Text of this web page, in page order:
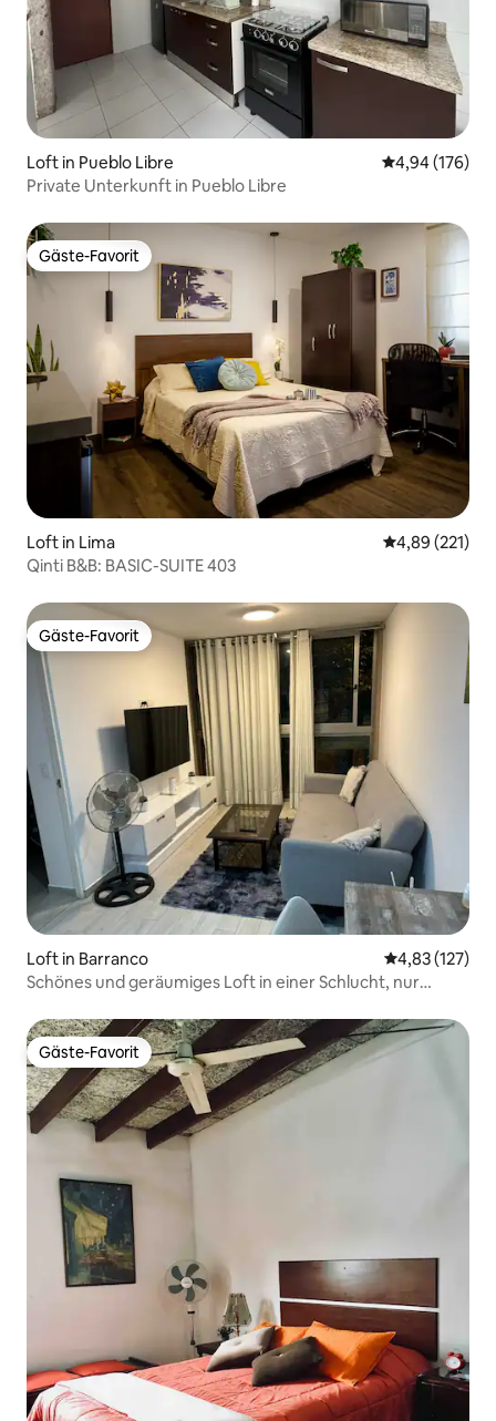
Loft in Pueblo Libre
4,94 (176)
Private Unterkunft in Pueblo Libre
Gäste-Favorit
Gäste-Favorit
Loft in Lima
4,89 (221)
Qinti B&B: BASIC-SUITE 403
Gäste-Favorit
Gäste-Favorit
Loft in Barranco
4,83 (127)
Schönes und geräumiges Loft in einer Schlucht, nur
Gäste-Favorit
Gäste-Favorit